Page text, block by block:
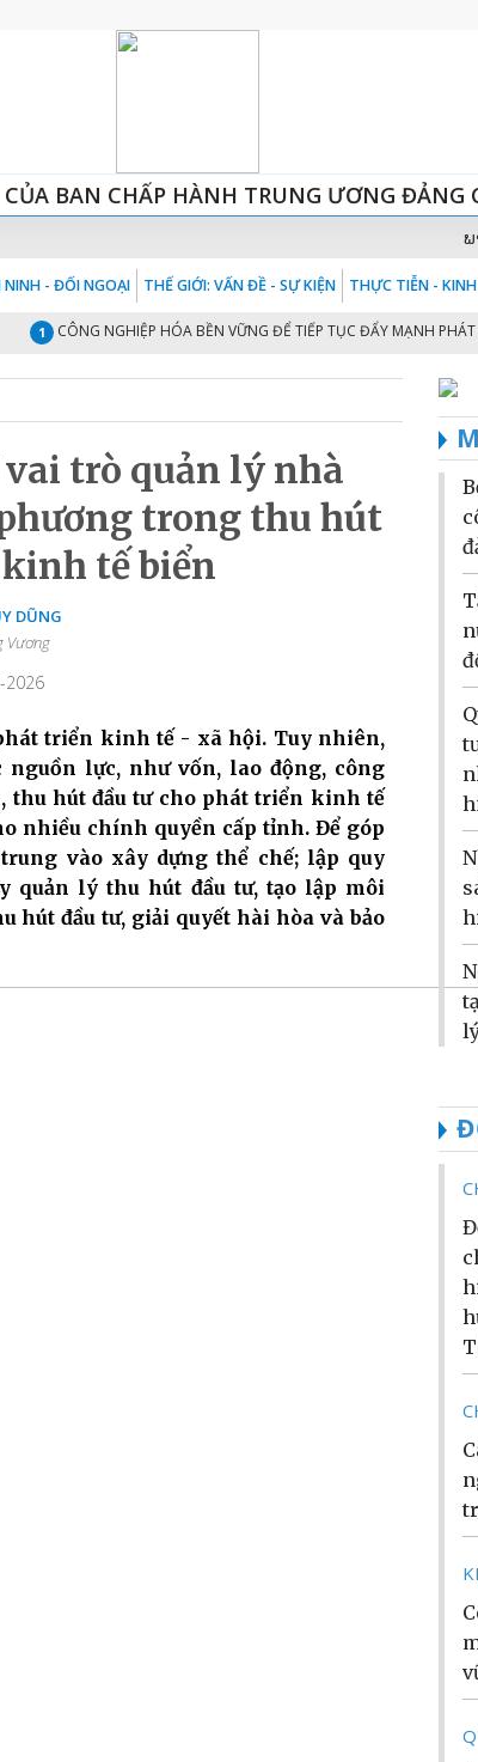
BAN CHẤP HÀNH TRUNG ƯƠNG ĐẢNG
ພ
NINH - ĐỐI NGOẠI THẾ GIỚI: VẤN ĐỀ - SỰ KIỆN THỰC TIỄN -
CÔNG NGHIỆP HÓA BỀN VỮNG ĐỂ TIẾP TỤC ĐẨY MẠNH PHÁT
trò quản lý nhà
trong thu hút
tế biển
DŨNG
Vương
2026
triển kinh tế - xã hội. Tuy nhiên,
lực, như vốn, lao động, công
hút đầu tư cho phát triển kinh tế
nhiều chính quyền cấp tỉnh. Để góp
vào xây dựng thể chế; lập quy
quản lý thu hút đầu tư, tạo lập môi
hút đầu tư, giải quyết hài hòa và bảo